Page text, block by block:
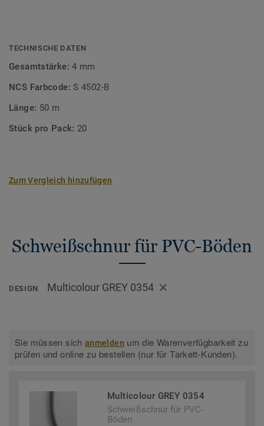
TECHNISCHE DATEN
Gesamtstärke:4 mm
NCS Farbcode:S 4502-B
Länge: 50 m
Stück pro Pack: 20
Zum Vergleich hinzufügen
Schweißschnur für PVC-Böden
DESIGN Multicolour GREY 0354
Sie müssen sichanmelden um die Warenverfügbarkeit zu
prüfen und online zu bestellen (nur für Tarkett-Kunden).
Multicolour GREY 0354
Schweißschnur für PVC-
Böden